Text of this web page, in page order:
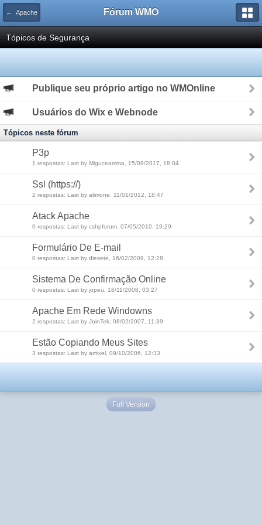
← Apache Fórum WMO
Tópicos de Segurança
Publique seu próprio artigo no WMOnline
Usuários do Wix e Webnode
Tópicos neste fórum
P3p
1 respostas: Last by Miguceamma, 15/09/2017, 18:04
Ssl (https://)
2 respostas: Last by alimone, 11/01/2012, 18:47
Atack Apache
0 respostas: Last by cshpforum, 07/05/2010, 19:29
Formulário De E-mail
0 respostas: Last by diesete, 16/02/2009, 12:28
Sistema De Confirmação Online
0 respostas: Last by jopeu, 18/11/2008, 03:27
Apache Em Rede Windowns
2 respostas: Last by JoinTek, 08/02/2007, 11:39
Estão Copiando Meus Sites
3 respostas: Last by amixel, 09/10/2006, 12:33
Full Version